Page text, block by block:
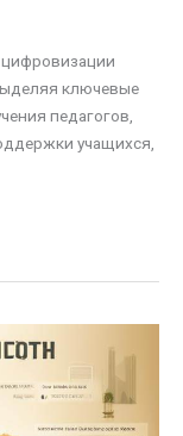
ключевые
педагогов,
учащихся,